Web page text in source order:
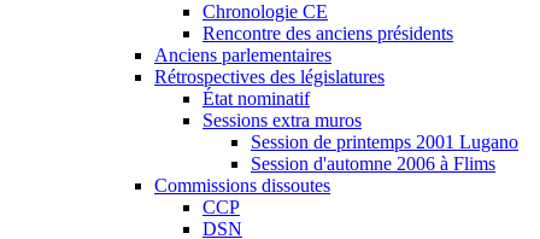
Chronologie CE
Rencontre des anciens présidents
Anciens parlementaires
Rétrospectives des législatures
État nominatif
Sessions extra muros
Session de printemps 2001 Lugano
Session d'automne 2006 à Flims
Commissions dissoutes
CCP
DSN